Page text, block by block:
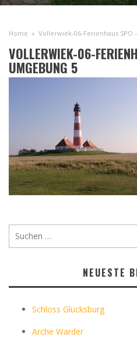
Home » Vollerwiek-06-Ferienhaus SPO
VOLLERWIEK-06-
UMGEBUNG 5
NEUESTE
Schloss Glücksburg
Arche Warder